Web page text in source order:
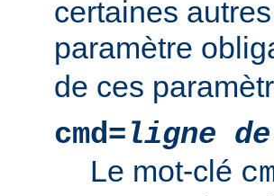
certaines
paramètre
de ces
cmd=ligne de
Le mot-clé